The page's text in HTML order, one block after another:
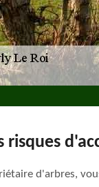
risques
d'arbres,